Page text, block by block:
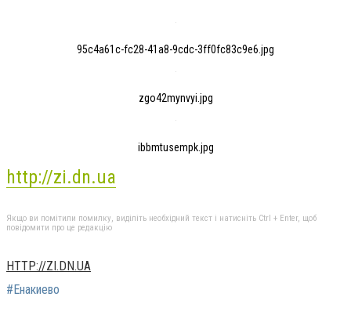
95c4a61c-fc28-41a8-9cdc-3ff0fc83c9e6.jpg
zgo42mynvyi.jpg
ibbmtusempk.jpg
http://zi.dn.ua
Якщо ви помітили помилку, виділіть необхідний текст і натисніть Ctrl + Enter, щоб
повідомити про це редакцію
HTTP://ZI.DN.UA
#Енакиево